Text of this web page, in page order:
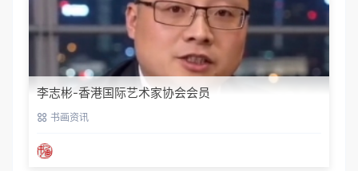
李志彬-香港国际艺术家协会会员
书画资讯